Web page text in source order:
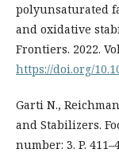
polyunsaturated
and oxidative
Frontiers. 2022.
https://doi.org/
Garti N.,
and Stabilizers.
number: 3. P.